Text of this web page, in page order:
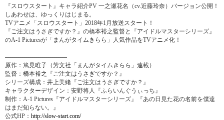
『スロウスタート』キャラ紹介PV 一之瀬花名（cv.近藤玲奈）バージョン公開！
しあわせは、ゆっくりはじまる。
TVアニメ「スロウスタート」2018年1月放送スタート！
『ご注文はうさぎですか？』の橋本裕之監督と『アイドルマスターシリーズ』
のA-1 Picturesが「まんがタイムきらら」人気作品をTVアニメ化！
-------------------------------
原作：篤見唯子（芳文社「まんがタイムきらら」連載）
監督：橋本裕之『ご注文はうさぎですか？』
シリーズ構成：井上美緒『ご注文はうさぎですか？』
キャラクターデザイン：安野将人『ふらいんぐうぃっち』
制作：A-1 Pictures『アイドルマスターシリーズ』『あの日見た花の名前を僕達
はまだ知らない。』
公式HP： http://slow-start.com/